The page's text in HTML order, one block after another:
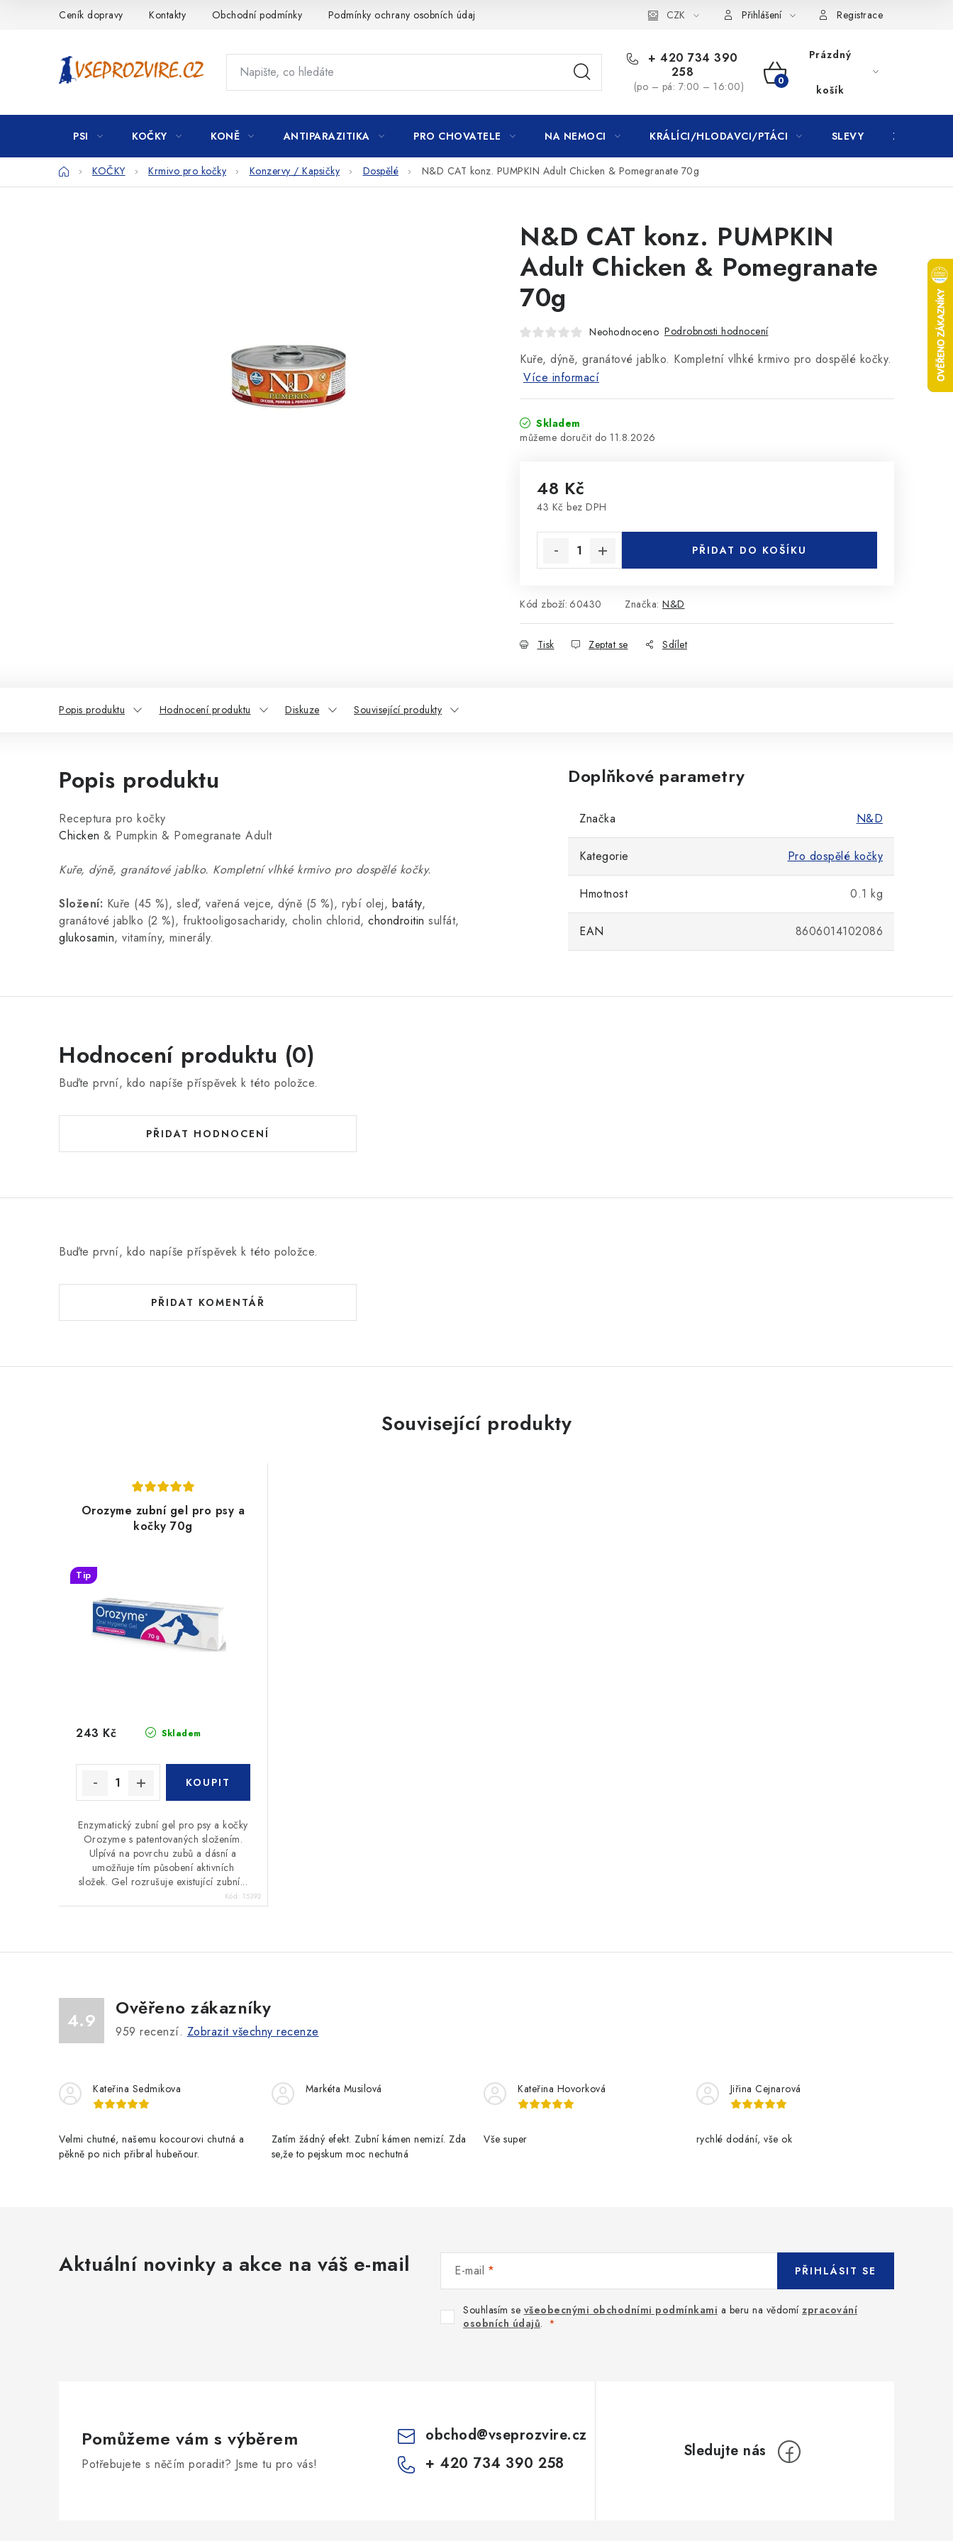
Ceník dopravy Kontakty Obchodní podmínky Podmínky ochrany osobních údajů CZK Přihlášení Registrace
+ 420 734 390
258
(po – pá: 7:00 – 16:00)
NÁKUPNÍ
KOŠÍK
Prázdný
košík
PSI KOČKY KONĚ ANTIPARAZITIKA PRO CHOVATELE NA NEMOCI KRÁLÍCI/HLODAVCI/PTÁCI SLEVY ZNAČKY
DomůKOČKY Krmivo pro kočky Konzervy / Kapsičky Dospělé N&D CAT konz. PUMPKIN Adult Chicken & Pomegranate 70g
N&D CAT konz. PUMPKIN
Adult Chicken & Pomegranate
70g
Neohodnoceno Podrobnosti hodnocení
Kuře, dýně, granátové jablko. Kompletní vlhké krmivo pro dospělé kočky.
Více informací
Skladem
11.8.2026
48 Kč
43 Kč bez DPH
PŘIDAT DO KOŠÍKU
Kód zboží: 60430 Značka: N&D
Tisk Zeptat se Sdílet
Popis produktu Hodnocení produktu Diskuze Související produkty
Popis produktu
Receptura pro kočky
Chicken & Pumpkin & Pomegranate Adult
Kuře, dýně, granátové jablko. Kompletní vlhké krmivo pro dospělé kočky.
Složení: Kuře (45 %), sleď, vařená vejce, dýně (5 %), rybí olej, batáty,
granátové jablko (2 %), fruktooligosacharidy, cholin chlorid, chondroitin sulfát,
glukosamin, vitamíny, minerály.
Doplňkové parametry
Značka N&D
Kategorie Pro dospělé kočky
Hmotnost 0.1 kg
EAN 8606014102086
Hodnocení produktu (0)
Buďte první, kdo napíše příspěvek k této položce.
PŘIDAT HODNOCENÍ
Buďte první, kdo napíše příspěvek k této položce.
PŘIDAT KOMENTÁŘ
Související produkty
Orozyme zubní gel pro psy a
kočky 70g
Tip
Skladem
243 Kč
Enzymatický zubní gel pro psy a kočky
Orozyme s patentovaných složením.
Ulpívá na povrchu zubů a dásní a
umožňuje tím působení aktivních
složek. Gel rozrušuje existující zubní...
Kód: 15392
4.9
Ověřeno zákazníky
959 recenzí. Zobrazit všechny recenze
Kateřina Sedmikova
Velmi chutné, našemu kocourovi chutná a
pěkně po nich přibral hubeňour.
Markéta Musilová
Zatím žádný efekt. Zubní kámen nemizí. Zda
se,že to pejskum moc nechutná
Kateřina Hovorková
Vše super
Jiřina Cejnarová
rychlé dodání, vše ok
Aktuální novinky a akce na váš e-mail E-mail
Souhlasím se všeobecnými obchodními podmínkami a beru na vědomí zpracování
osobních údajů.
PŘIHLÁSIT SE
Pomůžeme vám s výběrem
Potřebujete s něčím poradit? Jsme tu pro vás!
obchod@vseprozvire.cz
+ 420 734 390 258